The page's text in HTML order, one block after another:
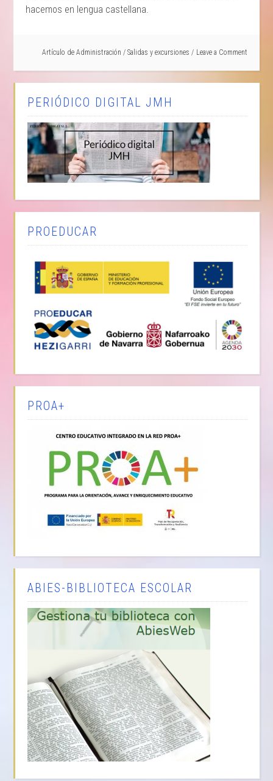
hacemos en lengua castellana.
Artículo de Administración / Salidas y excursiones Leave a Comment
PERIÓDICO DIGITAL JMH
PROEDUCAR
PROA+
ABIES-BIBLIOTECA ESCOLAR